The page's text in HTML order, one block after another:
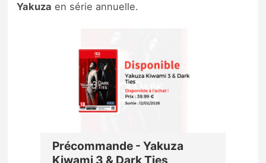
Yakuza en série annuelle.